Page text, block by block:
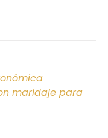
maridaje para